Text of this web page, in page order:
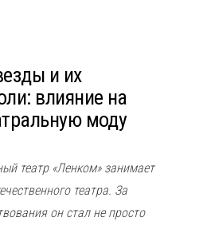
и их
влияние на
моду
театр «Ленком» занимает
театра. За
он стал не просто